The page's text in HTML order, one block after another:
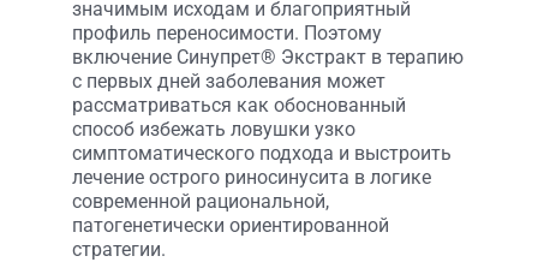
значимым исходам и благоприятный
профиль переносимости. Поэтому
включение Синупрет® Экстракт в терапию
с первых дней заболевания может
рассматриваться как обоснованный
способ избежать ловушки узко
симптоматического подхода и выстроить
лечение острого риносинусита в логике
современной рациональной,
патогенетически ориентированной
стратегии.